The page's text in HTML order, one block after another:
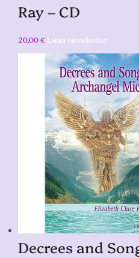
Ray – CD
20,00€ Lisää ostoskoriin
Decrees and